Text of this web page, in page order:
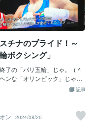
スチナのプライド！～
ボクシング」
了の「パリ五輪」じゃ。（＾
ンな「オリンピック」じゃっ
までで、一番最低の「開会
、もっと「可憐（かれん）
ごうか）で、最先端の技術を
プニングかと思いきや・・・
記事
ン
2024/08/20